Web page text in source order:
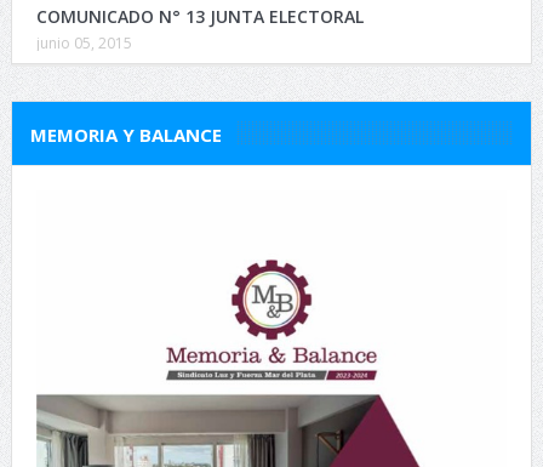
COMUNICADO N° 13 JUNTA ELECTORAL
junio 05, 2015
MEMORIA Y BALANCE